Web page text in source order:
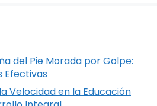
del Pie Morada por Golpe:
Efectivas
Velocidad en la Educación